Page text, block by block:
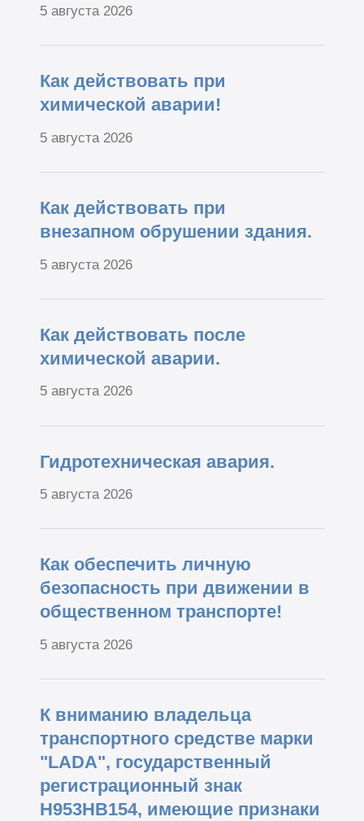
5 августа 2026
Как действовать при
химической аварии!
5 августа 2026
Как действовать при
внезапном обрушении здания.
5 августа 2026
Как действовать после
химической аварии.
5 августа 2026
Гидротехническая авария.
5 августа 2026
Как обеспечить личную
безопасность при движении в
общественном транспорте!
5 августа 2026
К вниманию владельца
транспортного средстве марки
"LADA", государственный
регистрационный знак
Н953НВ154, имеющие признаки